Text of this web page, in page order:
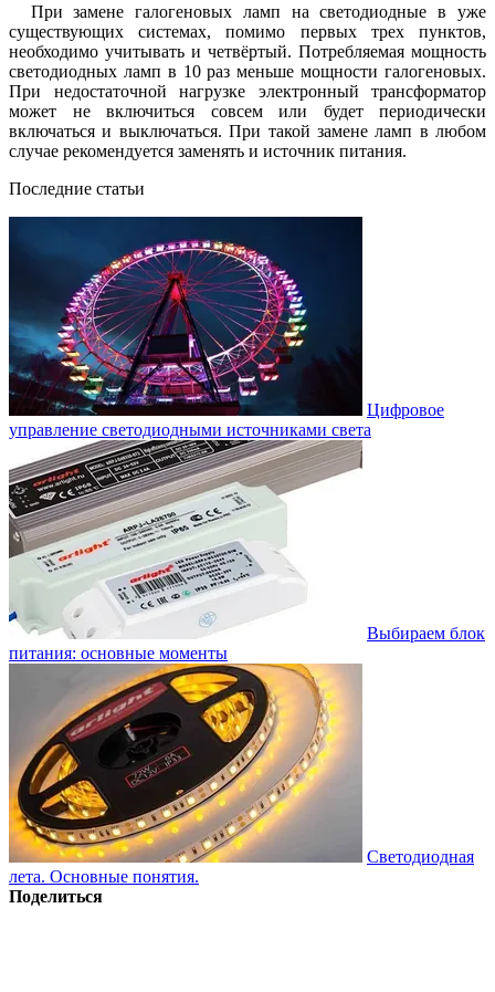
При замене галогеновых ламп на светодиодные в уже
существующих системах, помимо первых трех пунктов,
необходимо учитывать и четвёртый. Потребляемая мощность
светодиодных ламп в 10 раз меньше мощности галогеновых.
При недостаточной нагрузке электронный трансформатор
может не включиться совсем или будет периодически
включаться и выключаться. При такой замене ламп в любом
случае рекомендуется заменять и источник питания.
Последние статьи
Цифровое
управление светодиодными источниками света
Выбираем блок
питания: основные моменты
Светодиодная
лета. Основные понятия.
Поделиться